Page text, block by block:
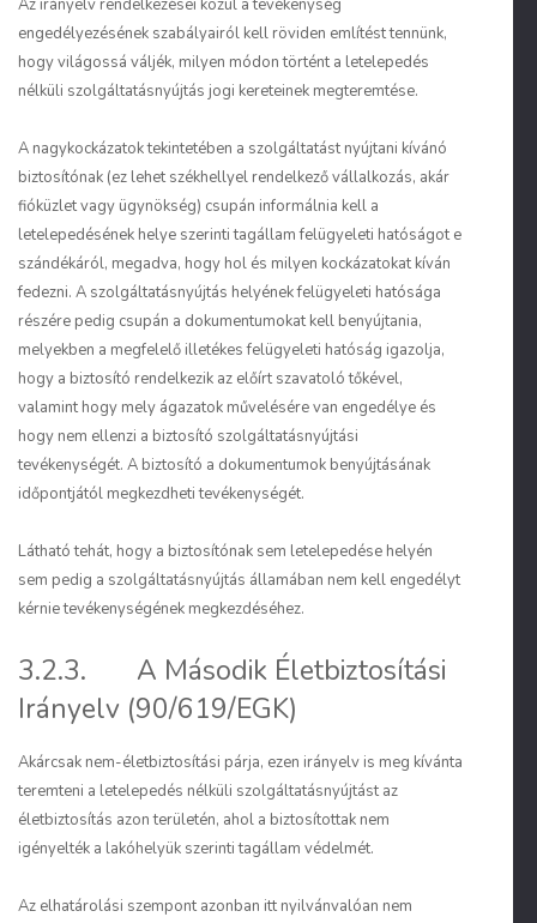
Az irányelv rendelkezései közül a tevékenység
engedélyezésének szabályairól kell röviden említést tennünk,
hogy világossá váljék, milyen módon történt a letelepedés
nélküli szolgáltatásnyújtás jogi kereteinek megteremtése.
A nagykockázatok tekintetében a szolgáltatást nyújtani kívánó
biztosítónak (ez lehet székhellyel rendelkező vállalkozás, akár
fióküzlet vagy ügynökség) csupán informálnia kell a
letelepedésének helye szerinti tagállam felügyeleti hatóságot e
szándékáról, megadva, hogy hol és milyen kockázatokat kíván
fedezni. A szolgáltatásnyújtás helyének felügyeleti hatósága
részére pedig csupán a dokumentumokat kell benyújtania,
melyekben a megfelelő illetékes felügyeleti hatóság igazolja,
hogy a biztosító rendelkezik az előírt szavatoló tőkével,
valamint hogy mely ágazatok művelésére van engedélye és
hogy nem ellenzi a biztosító szolgáltatásnyújtási
tevékenységét. A biztosító a dokumentumok benyújtásának
időpontjától megkezdheti tevékenységét.
Látható tehát, hogy a biztosítónak sem letelepedése helyén
sem pedig a szolgáltatásnyújtás államában nem kell engedélyt
kérnie tevékenységének megkezdéséhez.
3.2.3. A Második Életbiztosítási
Irányelv (90/619/EGK)
Akárcsak nem-életbiztosítási párja, ezen irányelv is meg kívánta
teremteni a letelepedés nélküli szolgáltatásnyújtást az
életbiztosítás azon területén, ahol a biztosítottak nem
igényelték a lakóhelyük szerinti tagállam védelmét.
Az elhatárolási szempont azonban itt nyilvánvalóan nem